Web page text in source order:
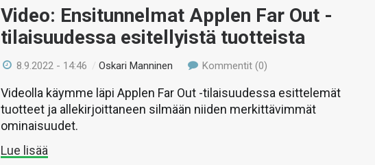
Video: Ensitunnelmat Applen Far Out -
tilaisuudessa esitellyistä tuotteista
8.9.2022 - 14:46 /Oskari Manninen Kommentit (0)
Videolla käymme läpi Applen Far Out -tilaisuudessa esittelemät
tuotteet ja allekirjoittaneen silmään niiden merkittävimmät
ominaisuudet.
Lue lisää